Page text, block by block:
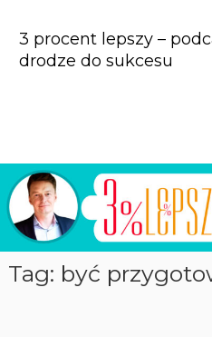
n
e
n
3 procent lepszy –
drodze do sukcesu
Tag: być